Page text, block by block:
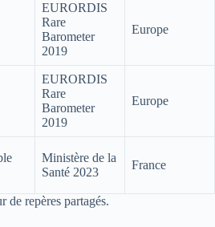
EURORDIS
Rare
Barometer
2019
Europe
EURORDIS
Rare
Barometer
2019
Europe
Ministère de la
Santé 2023
France
de repères partagés.